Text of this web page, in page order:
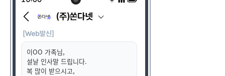
이OO 가족님,
설날 인사말 드립니다.
복 많이 받으시고,